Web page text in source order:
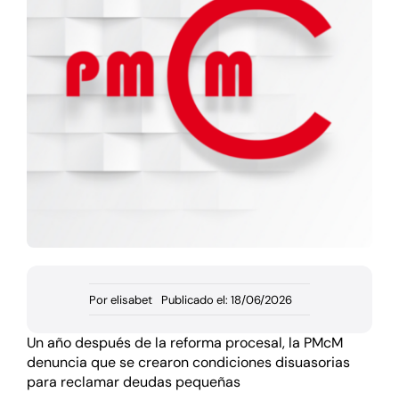
Prensa
Blog
Porelisabet Publicado el: 18/06/2026
Un año después de la reforma procesal, la PMcM
denuncia quesecrearon condiciones disuasorias
para reclamar deudas pequeñas